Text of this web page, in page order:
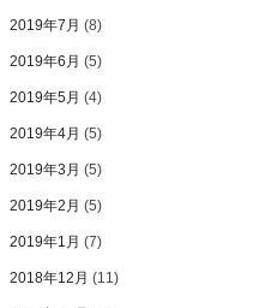
2019年7月 (8)
2019年6月 (5)
2019年5月 (4)
2019年4月 (5)
2019年3月 (5)
2019年2月 (5)
2019年1月 (7)
2018年12月 (11)